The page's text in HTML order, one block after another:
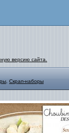
версию сайта.
Скрап-наборы